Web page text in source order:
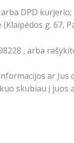
DPD kurjerio;
g. 67,
, arba
ar
skubiau į juos